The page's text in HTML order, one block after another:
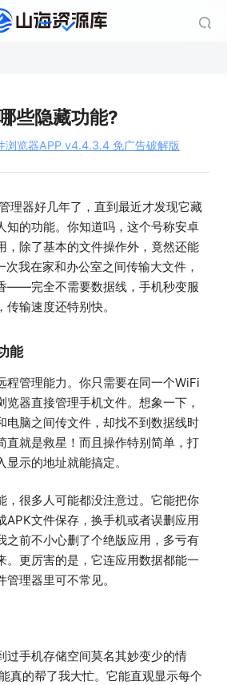
些隐藏功能?
浏览器APP v4.4.3.4 免广告破解版
理器好几年了，直到最近才发现它藏
知的功能。你知道吗，这个号称安卓
，除了基本的文件操作外，竟然还能
我在家和办公室之间传输大文件，
——完全不需要数据线，手机秒变服
输速度还特别快。
能
程管理能力。你只需要在同一个WiFi
览器直接管理手机文件。想象一下，
电脑之间传文件，却找不到数据线时
就是救星！而且操作特别简单，打
示的地址就能搞定。
，很多人可能都没注意过。它能把你
APK文件保存，换手机或者误删应用
之前不小心删了个绝版应用，多亏有
。更厉害的是，它连应用数据都能一
理器里可不常见。
过手机存储空间莫名其妙变少的情
真的帮了我大忙。它能直观显示每个